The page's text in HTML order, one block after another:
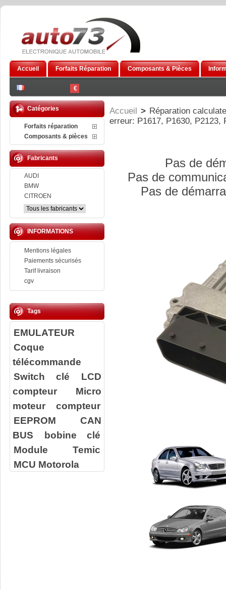
€
Accueil Forfaits Réparation Composants & Pièces
Catégories
Forfaits réparation
Composants & pièces
Fabricants
AUDI
BMW
CITROEN
INFORMATIONS
Mentions légales
Paiements sécurisés
Tarif livraison
cgv
Tags
EMULATEUR
Coque
télécommande
Switch clé
LCD
compteur
Micro
moteur compteur
EEPROM
CAN
BUS
bobine clé
Module Temic
MCU Motorola
Accueil > Réparation
erreur: P1617, P1630, P2123,
Pas de
Pas de
Pas de